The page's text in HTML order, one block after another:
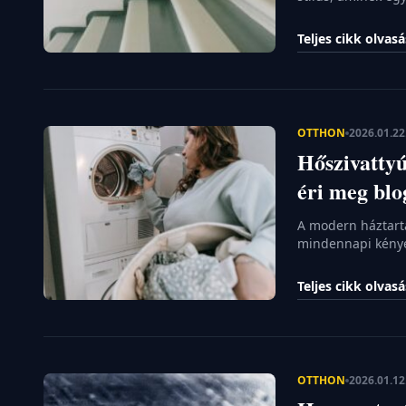
volt, mára
menő kávézókba
mérlegelést […]
Teljes cikk
OTTHON
éri meg
A modern
mindennapi
hagyományos
tűnhetnek, a
Teljes cikk
OTTHON